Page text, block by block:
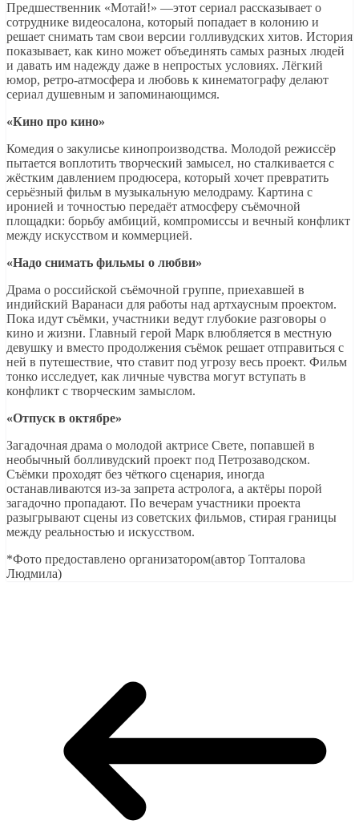
Предшественник «Мотай!» —этот сериал рассказывает о
сотруднике видеосалона, который попадает в колонию и
решает снимать там свои версии голливудских хитов. История
показывает, как кино может объединять самых разных людей
и давать им надежду даже в непростых условиях. Лёгкий
юмор, ретро‑атмосфера и любовь к кинематографу делают
сериал душевным и запоминающимся.
«Кино про кино»
Комедия о закулисье кинопроизводства. Молодой режиссёр
пытается воплотить творческий замысел, но сталкивается с
жёстким давлением продюсера, который хочет превратить
серьёзный фильм в музыкальную мелодраму. Картина с
иронией и точностью передаёт атмосферу съёмочной
площадки: борьбу амбиций, компромиссы и вечный конфликт
между искусством и коммерцией.
«Надо снимать фильмы о любви»
Драма о российской съёмочной группе, приехавшей в
индийский Варанаси для работы над артхаусным проектом.
Пока идут съёмки, участники ведут глубокие разговоры о
кино и жизни. Главный герой Марк влюбляется в местную
девушку и вместо продолжения съёмок решает отправиться с
ней в путешествие, что ставит под угрозу весь проект. Фильм
тонко исследует, как личные чувства могут вступать в
конфликт с творческим замыслом.
«Отпуск в октябре»
Загадочная драма о молодой актрисе Свете, попавшей в
необычный болливудский проект под Петрозаводском.
Съёмки проходят без чёткого сценария, иногда
останавливаются из-за запрета астролога, а актёры порой
загадочно пропадают. По вечерам участники проекта
разыгрывают сцены из советских фильмов, стирая границы
между реальностью и искусством.
*Фото предоставлено организатором(автор Топталова
Людмила)